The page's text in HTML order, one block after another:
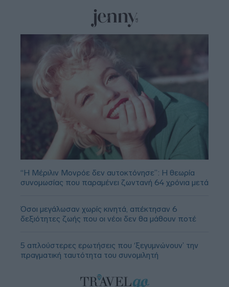
“Η Μέριλιν Μονρόε δεν αυτοκτόνησε”: Η θεωρία
συνομωσίας που παραμένει ζωντανή 64 χρόνια μετά
Όσοι μεγάλωσαν χωρίς κινητά, απέκτησαν 6
δεξιότητες ζωής που οι νέοι δεν θα μάθουν ποτέ
5 απλούστερες ερωτήσεις που ‘ξεγυμνώνουν’ την
πραγματική ταυτότητα του συνομιλητή